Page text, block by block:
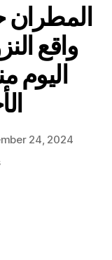
المطران
واقع
اليوم
24, 2024
on